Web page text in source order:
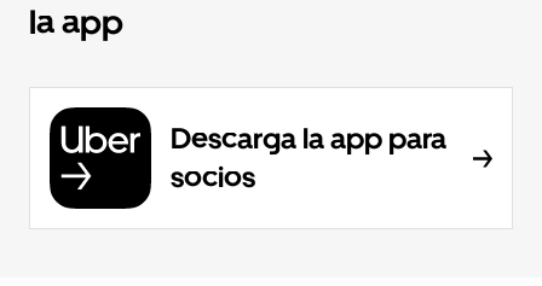
la app
Descarga la app para
socios